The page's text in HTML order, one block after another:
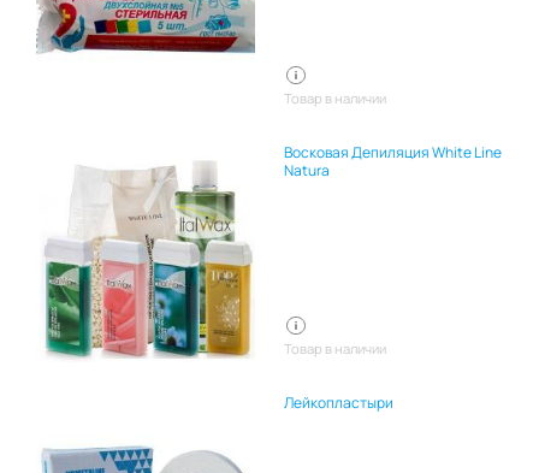
Товар в наличии
Восковая Депиляция White Line
Natura
Товар в наличии
Лейкопластыри